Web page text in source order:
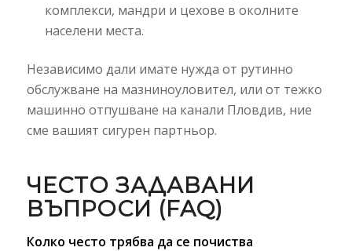
комплекси, мандри и цехове в околните
населени места.
Независимо дали имате нужда от рутинно
обслужване на мазниноуловител, или от тежко
машинно отпушване на канали Пловдив, ние
сме вашият сигурен партньор.
ЧЕСТО ЗАДАВАНИ
ВЪПРОСИ (FAQ)
Колко често трябва да се почиства